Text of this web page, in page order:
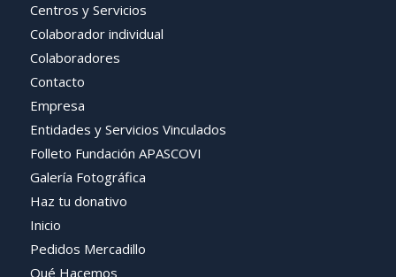
Centros y Servicios
Colaborador individual
Colaboradores
Contacto
Empresa
Entidades y Servicios Vinculados
Folleto Fundación APASCOVI
Galería Fotográfica
Haz tu donativo
Inicio
Pedidos Mercadillo
Qué Hacemos